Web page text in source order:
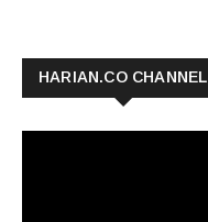
HARIAN.CO CHANNEL